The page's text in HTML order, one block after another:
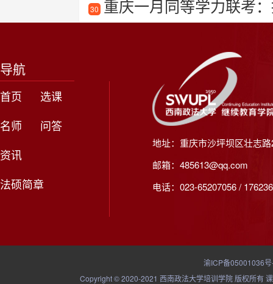
30 重庆一月同等学力联考
导航
首页
选课
名师
问答
资讯
法硕简章
地址：重庆市沙坪坝区壮志
邮箱：485613@qq.com
电话：023-65207056 /
渝ICP备05001036
Copyright © 2020-2021 西南政法大学培训学院 版权所有